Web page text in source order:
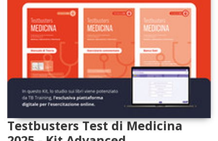
Testbusters Test di Medicina